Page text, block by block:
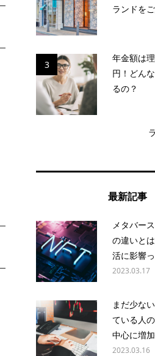
ランドを
3
年金額は
円！どん
るの？
最新記事
メタバー
の違いと
活に影響
2023.03.17
まだ少な
ている人
中心に増
2023.03.16